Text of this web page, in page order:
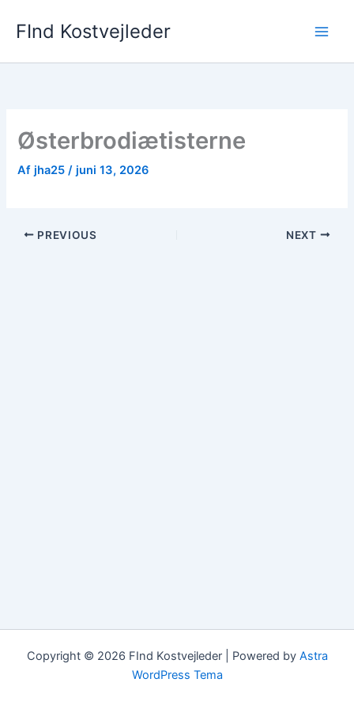
FInd Kostvejleder
Østerbrodiætisterne
Af jha25/ juni 13, 2026
PREVIOUS NEXT
Copyright © 2026 FInd Kostvejleder | Powered by Astra
WordPress Tema